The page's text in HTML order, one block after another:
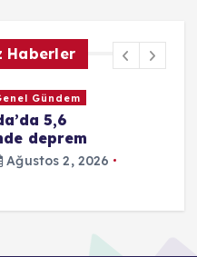
Haberler
Gündem
5,6
deprem
Ağustos 2, 2026